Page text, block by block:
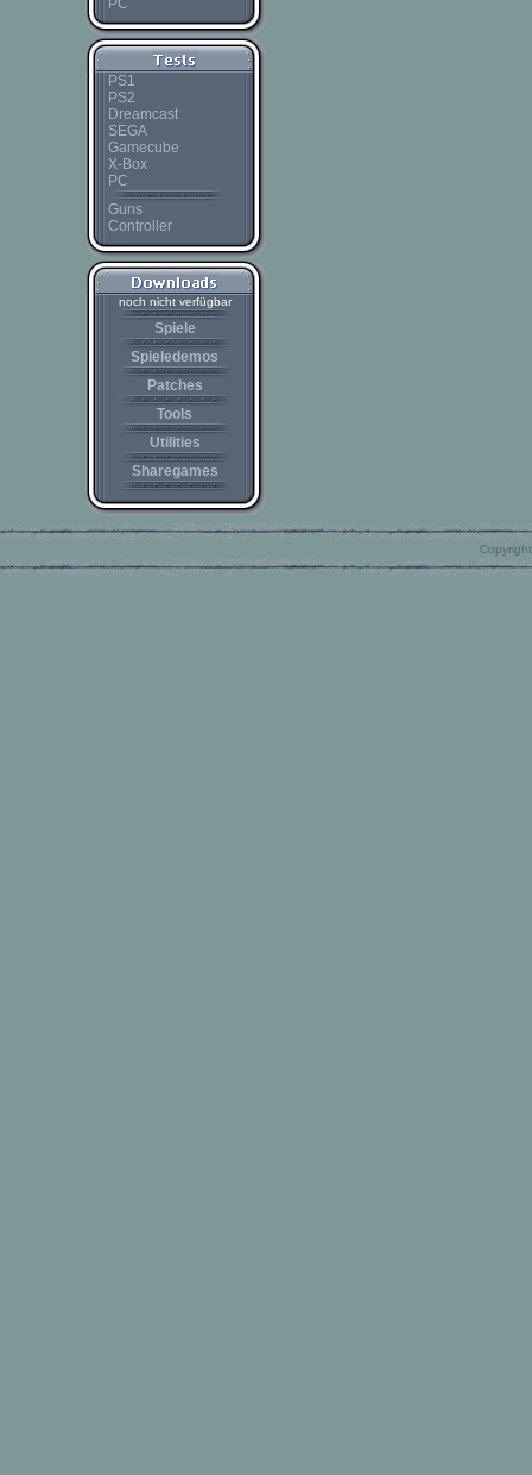
PC
PS1
PS2
Dreamcast
SEGA
Gamecube
X-Box
PC
Guns
Controller
noch nicht verfügbar
Spiele
Spieledemos
Patches
Tools
Utilities
Sharegames